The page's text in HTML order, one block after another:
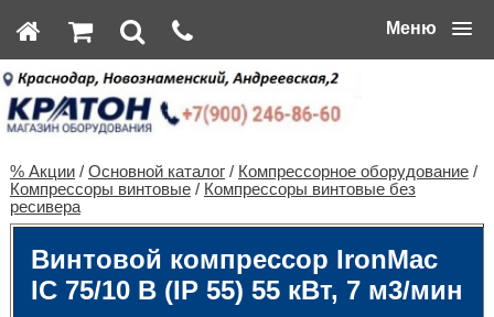
Меню
% Акции/ Основной каталог/ Компрессорное оборудование/
Компрессоры винтовые/ Компрессоры винтовые без
ресивера
Винтовой компрессор IronMac
IC 75/10 B (IP 55) 55 кВт, 7 м3/мин